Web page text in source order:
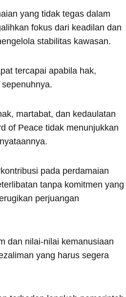
yang tidak tegas dalam
fokus dari keadilan dan
stabilitas kawasan.
tercapai apabila hak,
martabat, dan kedaulatan
of Peace tidak menunjukkan
pada perdamaian
tanpa komitmen yang
perjuangan
dan nilai-nilai kemanusiaan
yang harus segera